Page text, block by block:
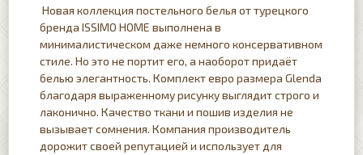
Новая коллекция постельного белья от турецкого
бренда ISSIMO HOME выполнена в
минималистическом даже немного консервативном
стиле. Но это не портит его, а наоборот придаёт
белью элегантность. Комплект евро размера Glenda
благодаря выраженному рисунку выглядит строго и
лаконично. Качество ткани и пошив изделия не
вызывает сомнения. Компания производитель
дорожит своей репутацией и использует для